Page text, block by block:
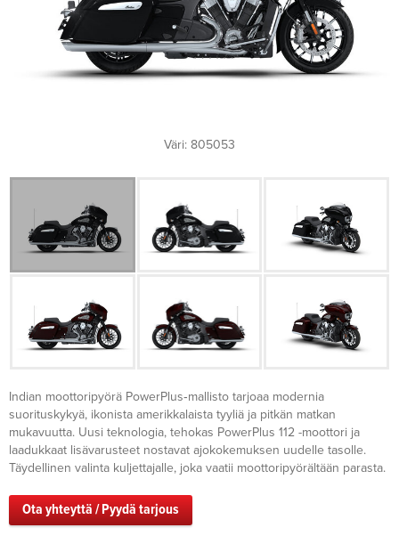
Väri: 805053
Indian moottoripyörä PowerPlus‑mallisto tarjoaa modernia
suorituskykyä, ikonista amerikkalaista tyyliä ja pitkän matkan
mukavuutta. Uusi teknologia, tehokas PowerPlus 112 -moottori ja
laadukkaat lisävarusteet nostavat ajokokemuksen uudelle tasolle.
Täydellinen valinta kuljettajalle, joka vaatii moottoripyörältään parasta.
Ota yhteyttä / Pyydä tarjous